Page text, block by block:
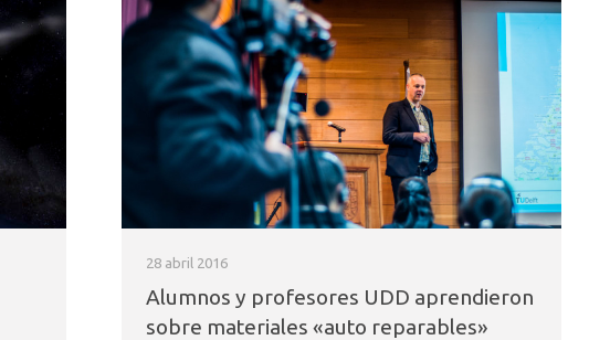
28 abril 2016
Alumnos y profesores UDD aprendieron
sobre materiales «auto reparables»